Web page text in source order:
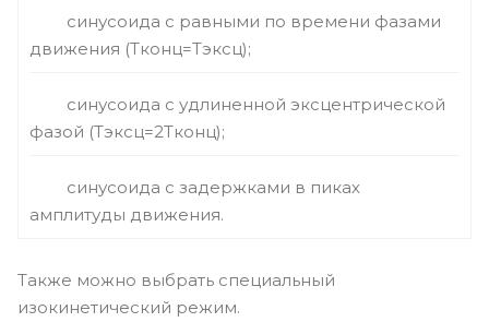
синусоида с равными по времени фазами
движения (Тконц=Тэксц);
синусоида с удлиненной эксцентрической
фазой (Тэксц=2Тконц);
синусоида с задержками в пиках
амплитуды движения.
Также можно выбрать специальный
изокинетический режим.